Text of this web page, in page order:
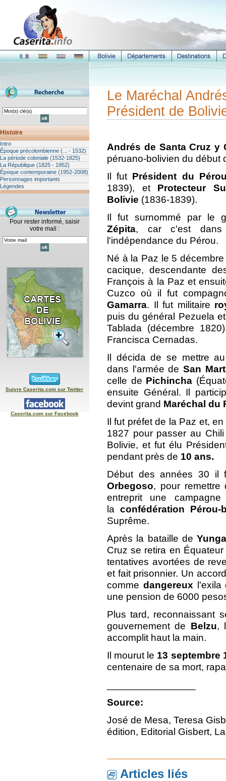
Histoire
Intro
Époque précolombienne (... - 1532)
La période coloniale (1532-1825)
La République (1825 - 1952)
Époque contemporaine (1952-2008)
Personnages importants
Légendes
Pour rester informé, saisir
votre mail :
Suivre Caserita.com sur Twitter
Caserita.com sur Facebook
Le Maréchal
Président de
Andrés de Santa Cruz y
péruano-bolivien du début
Il fut Président du
1839), et Protecteur
Bolivie (1836-1839).
Il fut surnommé par le
Zépita, car c'est dans
l'indépendance du Pérou.
Né à la Paz le 5
cacique, descendante
François à la Paz et
Cuzco où il fut
Gamarra. Il fut militaire
puis du général Pezuela
Tablada (décembre
Francisca Cernadas.
Il décida de se mettre
dans l'armée deSan
celle de Pichincha
ensuite Général. Il
devint grand Maréchal du
Il fut préfet de la Paz et,
1827 pour passer au
Bolivie, et fut élu
pendant près de 10 ans.
Début des années 30 il
Orbegoso, pour
entreprit une
laconfédération Pérou-
Suprême.
Après la bataille de
Cruz se retira en
tentatives avortées de
et fait prisonnier. Un
comme dangereux l'exila
une pension de 6000
Plus tard, reconnaissant
gouvernement de Belzu,
accomplit haut la main.
Il mourut le 13 septembre
centenaire de sa mort,
Source:
José de Mesa, Teresa
édition, Editorial Gisbert,
Articles liés